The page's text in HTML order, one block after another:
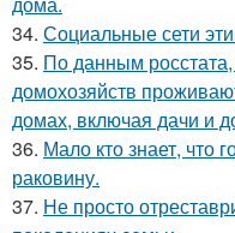
34. Социальные сети
35. По данным
домохозяйств
домах, включая дачи и
36. Мало кто знает, что
раковину.
37. Не просто